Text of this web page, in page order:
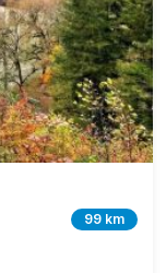
99 km